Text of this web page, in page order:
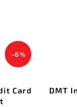
–6 %
Card
DMT